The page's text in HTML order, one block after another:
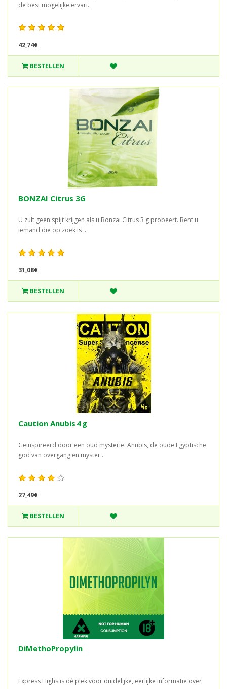
de best mogelijke ervari..
42,74€
BESTELLEN
BONZAI Citrus 3G
U zult geen spijt krijgen als u Bonzai Citrus 3 g probeert. Bent u
iemand die op zoek is ..
31,08€
BESTELLEN
Caution Anubis 4 g
Geïnspireerd door een oud mysterie: Anubis, de oude Egyptische
god van overgang en myster..
27,49€
BESTELLEN
DiMethoPropylin
Express Highs is dé plek voor duidelijke, eerlijke informatie over